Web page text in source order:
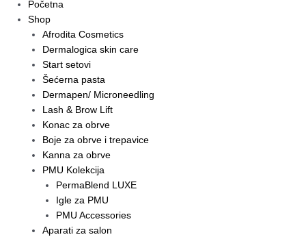
Početna
Shop
Afrodita Cosmetics
Dermalogica skin care
Start setovi
Šećerna pasta
Dermapen/ Microneedling
Lash & Brow Lift
Konac za obrve
Boje za obrve i trepavice
Kanna za obrve
PMU Kolekcija
PermaBlend LUXE
Igle za PMU
PMU Accessories
Aparati za salon